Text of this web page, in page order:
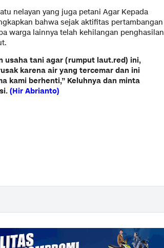
nelayan yang juga petani Agar Kepada
bahwa sejak aktifitas pertambangan
warga lainnya telah kehilangan penghasilan
usaha tani agar (rumput laut.red) ini,
karena air yang tercemar dan ini
kami berhenti,” Keluhnya dan minta
(Hir Abrianto)